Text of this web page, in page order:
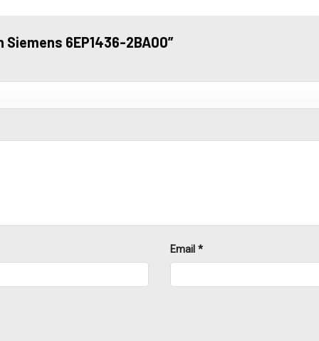
Siemens 6EP1436-2BA00”
Email *